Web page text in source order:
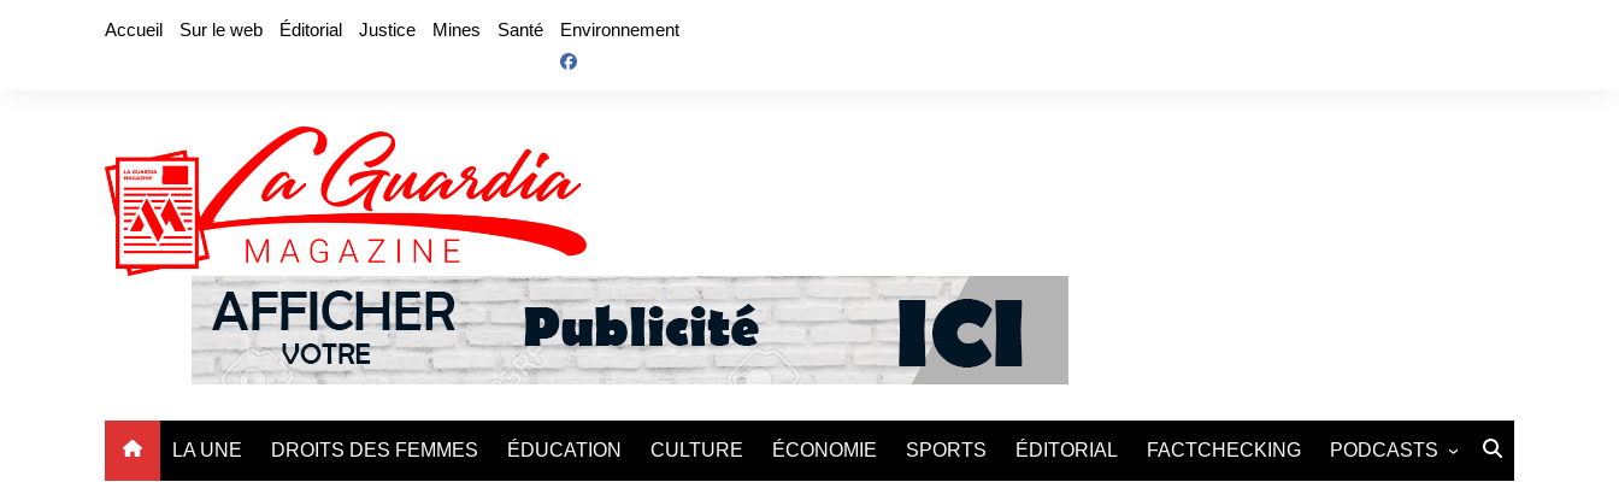
Accueil Sur le web Éditorial Justice Mines Santé Environnement
LA UNE DROITS DES FEMMES ÉDUCATION CULTURE ÉCONOMIE SPORTS ÉDITORIAL FACTCHECKING PODCASTS